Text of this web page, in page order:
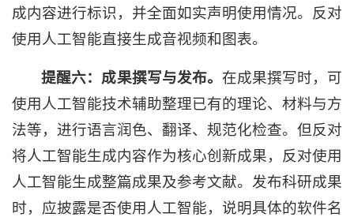
成内容进行标识，并全面如实声明使用情况。反对
使用人工智能直接生成音视频和图表。
提醒六： 成果撰写与发布。 在成果撰写时，可
使用人工智能技术辅助整理已有的理论、材料与方
法等，进行语言润色、翻译、规范化检查。但反对
将人工智能生成内容作为核心创新成果，反对使用
人工智能生成整篇成果及参考文献。发布科研成果
时，应披露是否使用人工智能，说明具体的软件名